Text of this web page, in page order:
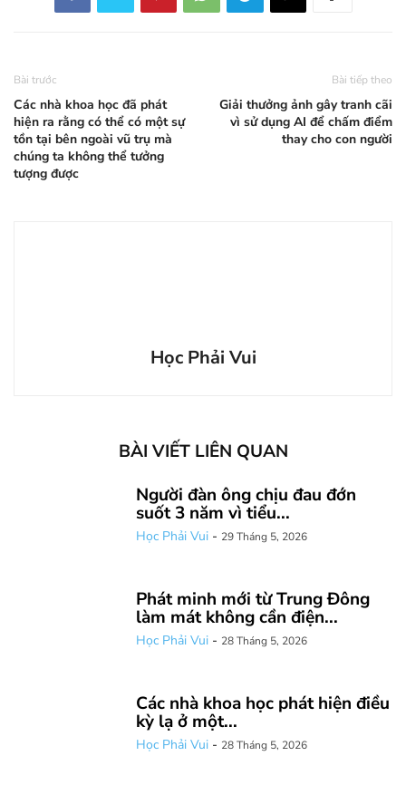
Bài trước
Các nhà khoa học đã phát
hiện ra rằng có thể có một sự
tồn tại bên ngoài vũ trụ mà
chúng ta không thể tưởng
tượng được
Bài tiếp theo
Giải thưởng ảnh gây tranh cãi
vì sử dụng AI để chấm điểm
thay cho con người
Học Phải Vui
BÀI VIẾT LIÊN QUAN
Người đàn ông chịu đau đớn
suốt 3 năm vì tiểu...
Học Phải Vui - 29 Tháng 5, 2026
Phát minh mới từ Trung Đông
làm mát không cần điện...
Học Phải Vui - 28 Tháng 5, 2026
Các nhà khoa học phát hiện điều
kỳ lạ ở một...
Học Phải Vui - 28 Tháng 5, 2026